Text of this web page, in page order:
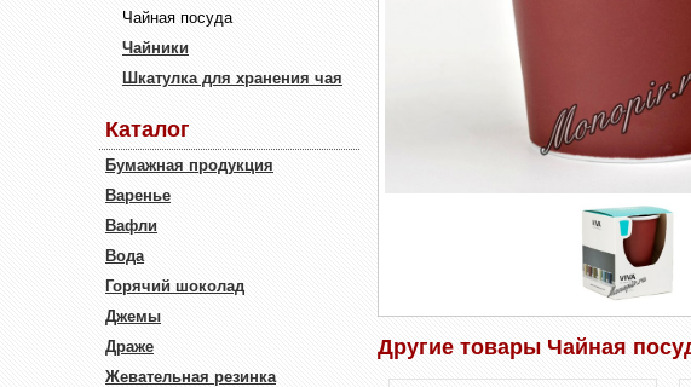
Чайная посуда
Чайники
Шкатулка для хранения чая
Каталог
Бумажная продукция
Варенье
Вафли
Вода
Горячий шоколад
Джемы
Драже
Жевательная резинка
Другие товары Чайная